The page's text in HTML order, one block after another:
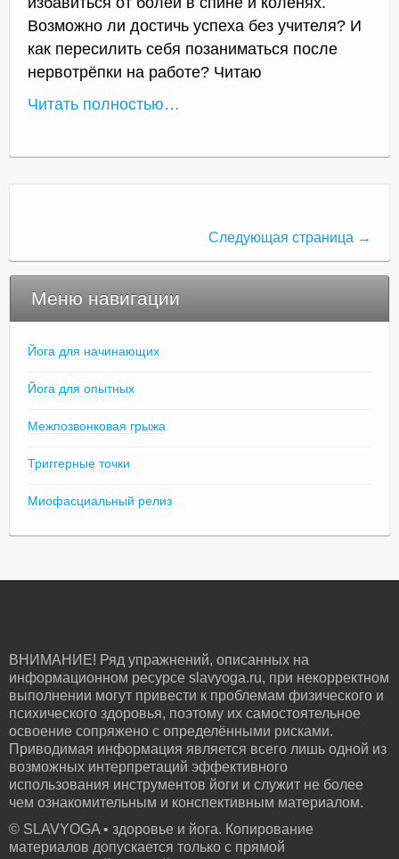
Возможно ли достичь успеха без учителя? И
как пересилить себя позаниматься после
нервотрёпки на работе? Читаю
Читать полностью…
Следующая страница →
Меню навигации
Йога для начинающих
Йога для опытных
Межпозвонковая грыжа
Триггерные точки
Миофасциальный релиз
ВНИМАНИЕ! Ряд упражнений, описанных на
информационном ресурсе slavyoga.ru, при некорректном
выполнении могут привести к проблемам физического и
психического здоровья, поэтому их самостоятельное
освоение сопряжено с определёнными рисками.
Приводимая информация является всего лишь одной из
возможных интерпретаций эффективного
использования инструментов йоги и служит не более
чем ознакомительным и конспективным материалом.
© SLAVYOGA • здоровье и йога. Копирование
материалов допускается только с прямой